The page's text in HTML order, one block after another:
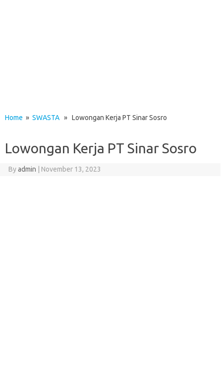
Home » SWASTA » Lowongan Kerja PT Sinar Sosro
Lowongan Kerja PT Sinar Sosro
Byadmin November 13, 2023